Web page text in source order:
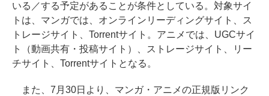
いる／する予定があることが条件としている。対象サイ
トは、マンガでは、オンラインリーディングサイト、ス
トレージサイト、Torrentサイト。アニメでは、UGCサイ
ト（動画共有・投稿サイト）、ストレージサイト、リー
チサイト、Torrentサイトとなる。
また、7月30日より、マンガ・アニメの正規版リンク